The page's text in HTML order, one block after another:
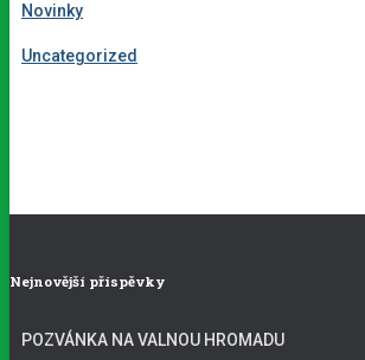
Novinky
Uncategorized
Nejnovější příspěvky
POZVÁNKA NA VALNOU HROMADU